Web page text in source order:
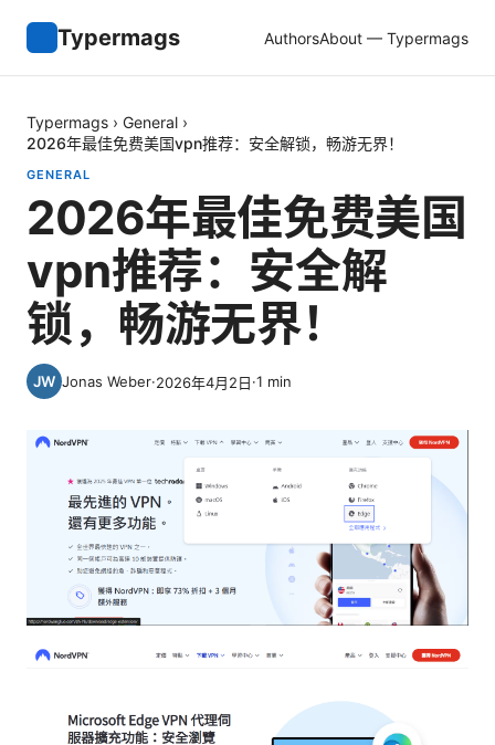
Typermags AuthorsAbout — Typermags
Typermags › General ›
2026年最佳免费美国vpn推荐：安全解锁，畅游无界！
GENERAL
2026年最佳免费美国
vpn推荐：安全解
锁，畅游无界！
Jonas Weber·2026年4月2日·1 min